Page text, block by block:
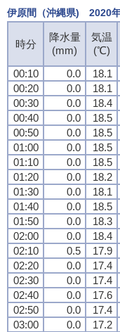
伊原間（沖縄県) 2020年
時分
降水量
(mm)
気温
(℃)
00:10
0.0 18.1
00:20
0.0 18.1
00:30
0.0 18.4
00:40
0.0 18.5
00:50
0.0 18.5
01:00
0.0 18.5
01:10
0.0 18.5
01:20
0.0 18.2
01:30
0.0 18.1
01:40
0.0 18.5
01:50
0.0 18.3
02:00
0.0 18.4
02:10
0.5 17.9
02:20
0.0 17.4
02:30
0.0 17.4
02:40
0.0 17.6
02:50
0.0 17.4
03:00
0.0 17.2